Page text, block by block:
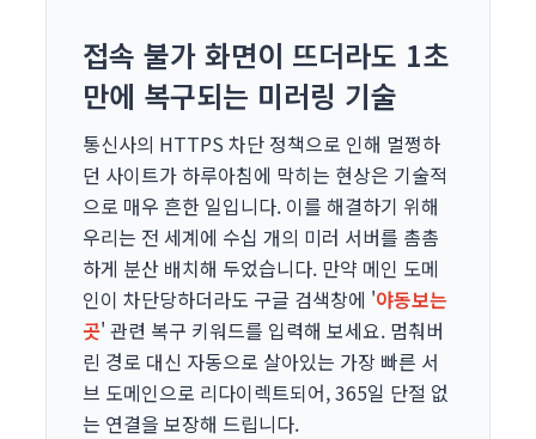
접속 불가 화면이 뜨더라도 1초
만에 복구되는 미러링 기술
통신사의 HTTPS 차단 정책으로 인해 멀쩡하
던 사이트가 하루아침에 막히는 현상은 기술적
으로 매우 흔한 일입니다. 이를 해결하기 위해
우리는 전 세계에 수십 개의 미러 서버를 촘촘
하게 분산 배치해 두었습니다. 만약 메인 도메
인이 차단당하더라도 구글 검색창에 '야동보는
곳' 관련 복구 키워드를 입력해 보세요. 멈춰버
린 경로 대신 자동으로 살아있는 가장 빠른 서
브 도메인으로 리다이렉트되어, 365일 단절 없
는 연결을 보장해 드립니다.